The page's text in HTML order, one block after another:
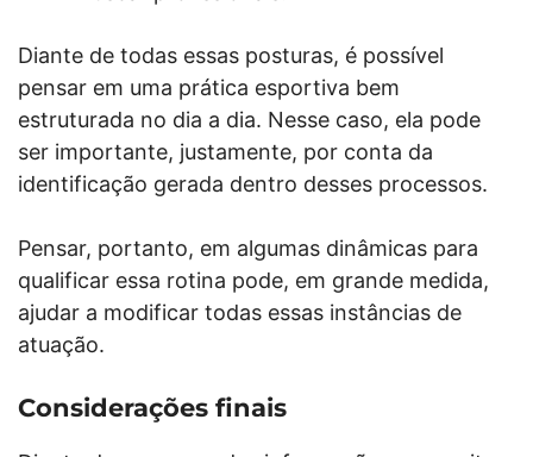
Diante de todas essas posturas, é possível
pensar em uma prática esportiva bem
estruturada no dia a dia. Nesse caso, ela pode
ser importante, justamente, por conta da
identificação gerada dentro desses processos.
Pensar, portanto, em algumas dinâmicas para
qualificar essa rotina pode, em grande medida,
ajudar a modificar todas essas instâncias de
atuação.
Considerações finais